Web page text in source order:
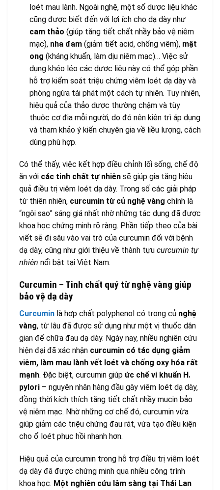
loét mau lành. Ngoài nghệ, một số dược liệu khác
cũng được biết đến với lợi ích cho dạ dày như
cam thảo (giúp tăng tiết chất nhầy bảo vệ niêm
mạc), nha đam(giảm tiết acid, chống viêm), mật
ong (kháng khuẩn, làm dịu niêm mạc)… Việc sử
dụng khéo léo các dược liệu này có thể góp phần
hỗ trợ kiểm soát triệu chứng viêm loét dạ dày và
phòng ngừa tái phát một cách tự nhiên. Tuy nhiên,
hiệu quả của thảo dược thường chậm và tùy
thuộc cơ địa mỗi người, do đó nên kiên trì áp dụng
và tham khảo ý kiến chuyên gia về liều lượng, cách
dùng phù hợp.
Có thể thấy, việc kết hợp điều chỉnh lối sống, chế độ
ăn với các tinh chất tự nhiên sẽ giúp gia tăng hiệu
quả điều trị viêm loét dạ dày. Trong số các giải pháp
từ thiên nhiên, curcumin từ củ nghệ vàng chính là
“ngôi sao” sáng giá nhất nhờ những tác dụng đã được
khoa học chứng minh rõ ràng. Phần tiếp theo của bài
viết sẽ đi sâu vào vai trò của curcumin đối với bệnh
dạ dày, cũng như giới thiệu về thành tựu curcumin tự
nhiên nổi bật tại Việt Nam.
Curcumin – Tinh chất quý từ nghệ vàng giúp
bảo vệ dạ dày
Curcumin là hợp chất polyphenol có trong củ nghệ
vàng, từ lâu đã được sử dụng như một vị thuốc dân
gian để chữa đau dạ dày. Ngày nay, nhiều nghiên cứu
hiện đại đã xác nhận curcumin có tác dụng giảm
viêm, làm mau lành vết loét và chống oxy hóa rất
mạnh. Đặc biệt, curcumin giúp ức chế vi khuẩn H.
pylori – nguyên nhân hàng đầu gây viêm loét dạ dày,
đồng thời kích thích tăng tiết chất nhầy mucin bảo
vệ niêm mạc. Nhờ những cơ chế đó, curcumin vừa
giúp giảm các triệu chứng đau rát, vừa tạo điều kiện
cho ổ loét phục hồi nhanh hơn.
Hiệu quả của curcumin trong hỗ trợ điều trị viêm loét
dạ dày đã được chứng minh qua nhiều công trình
khoa học. Một nghiên cứu lâm sàng tại Thái Lan